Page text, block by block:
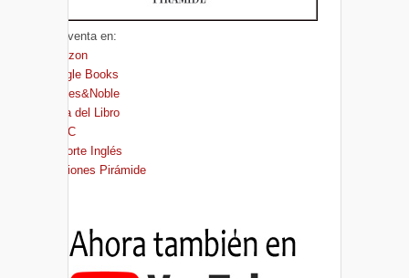
A la venta en:
Amazon
Google Books
Barnes&Noble
Casa del Libro
FNAC
El Corte Inglés
Ediciones Pirámide